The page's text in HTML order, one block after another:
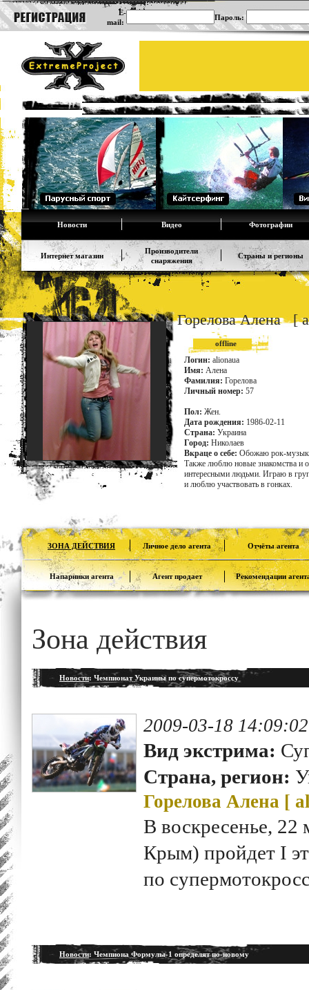
E-
mail:
Пароль:
Новости Видео Фотографии
Интернет магазин
Производители
снаряжения
Страны и регионы
Горелова Алена [
offline
Логин: alionaua
Имя: Алена
Фамилия: Горелова
Личный номер: 57
Пол: Жен.
Дата рождения: 1986-02-11
Страна: Украина
Город: Николаев
Вкраце о себе: Обожаю рок-
Также люблю новые знакомства и
интересными людьми. Играю в
и люблю участвовать в гонках.
ЗОНА ДЕЙСТВИЯ Личное дело агента Отчёты агента
Напарники агента Агент продает Рекомендации
Зона действия
Новости: Чемпионат Украины по супермотокроссу
2009-03-18 14:09:02
Вид экстрима:
Страна, регион:
Горелова Алена [
В воскресенье,
Крым) пройдет I
по
Новости: Чемпиона Формулы-1 определят по-новому